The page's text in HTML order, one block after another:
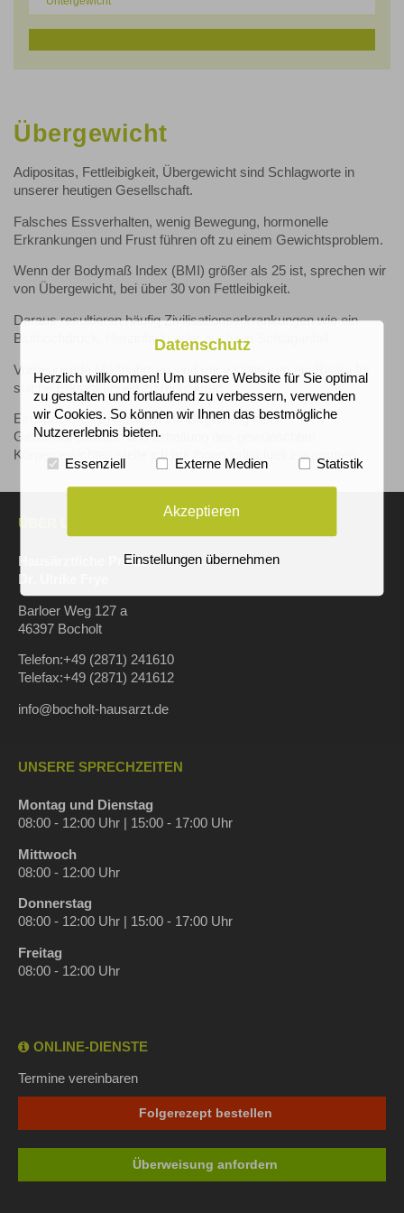
Übergewicht
Adipositas, Fettleibigkeit, Übergewicht sind Schlagworte in
unserer heutigen Gesellschaft.
Falsches Essverhalten, wenig Bewegung, hormonelle
Erkrankungen und Frust führen oft zu einem Gewichtsproblem.
Wenn der Bodymaß Index (BMI) größer als 25 ist, sprechen wir
von Übergewicht, bei über 30 von Fettleibigkeit.
Daraus resultieren häufig Zivilisationserkrankungen wie ein
Bluthochdruck, Herzinfarkt oder auch ein Schlaganfall.
Vorbeugende Maßnahmen sind mir wichtig, um ein Risiko für
solche Erkrankungen zu reduzieren.
Ein spezielles Programm zur Begleitung einer
Gewichtsreduktion und Erhaltung des gewünschten
Körpergewichtes stelle ich mit Ihnen individuell zusammen.
ÜBER UNS
Hausärztliche Praxis
Barloer Weg 127 a
46397 Bocholt
Telefon:+49 (2871) 241610
Telefax:+49 (2871) 241612
info@bocholt-hausarzt.de
UNSERE SPRECHZEITEN
Montag und Dienstag
08:00 - 12:00 Uhr | 15:00 - 17:00 Uhr
Mittwoch
08:00 - 12:00 Uhr
Donnerstag
08:00 - 12:00 Uhr | 15:00 - 17:00 Uhr
Freitag
08:00 - 12:00 Uhr
ONLINE-DIENSTE
Termine vereinbaren
Folgerezept bestellen
Überweisung anfordern
Datenschutz
Herzlich willkommen! Um unsere Website für Sie optimal
zu gestalten und fortlaufend zu verbessern, verwenden
wir Cookies. So können wir Ihnen das bestmögliche
Nutzererlebnis bieten.
Essenziell Externe Medien Statistik
Akzeptieren
Einstellungen übernehmen